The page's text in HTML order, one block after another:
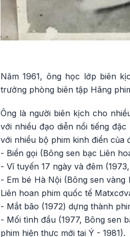
Năm 1961, ông học lớp biên
trưởng phòng biên tập Hãng
Ông là người biên kịch cho
với nhiều đạo diễn nổi tiếng
với nhiều bộ phim kinh điển của
- Biển gọi (Bông sen bạc Liên
- Vĩ tuyến 17 ngày và đêm
- Em bé Hà Nội (Bông sen vàng
Liên hoan phim quốc tế
- Mắt bão (1972) dựng thành
- Mối tình đầu (1977, Bông sen
phim hiện thực mới tại Ý - 1981).